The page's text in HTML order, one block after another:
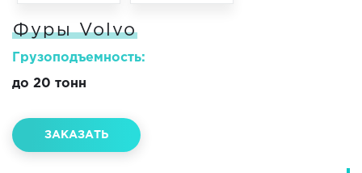
Фуры Volvo
Грузоподъемность:
до 20 тонн
ЗАКАЗАТЬ